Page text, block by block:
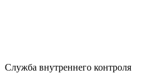
Служба внутреннего контроля